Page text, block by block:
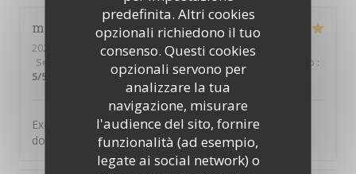
predefinita. Altri cookies
opzionali richiedono il tuo
consenso. Questi cookies
opzionali servono per
analizzare la tua
navigazione, misurare
l'audience del sito, fornire
funzionalità (ad esempio,
legate ai social network) o
michel
2026-07-01
- 12:00 - Ospiti 2
Servizio
Atmosfera 5/5 Qualità / Prezzo :
5/5
Excellente cuisine savoureuse dans un cadre typique
donnant sur une jolie place paisible